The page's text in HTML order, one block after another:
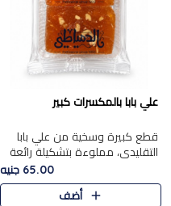
علي بابا بالمكسرات كبير
قطع كبيرة وسخية من علي بابا
التقليدي، مملوءة بتشكيلة رائعة
من المكسرات المحمصة المحمرة.
65.00 جنيه
أضف